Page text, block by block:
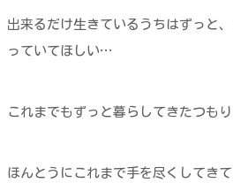
出来るだけ生きているうちはずっと
っていてほしい…
これまでもずっと暮らしてきたつもり
ほんとうにこれまで手を尽くしてき